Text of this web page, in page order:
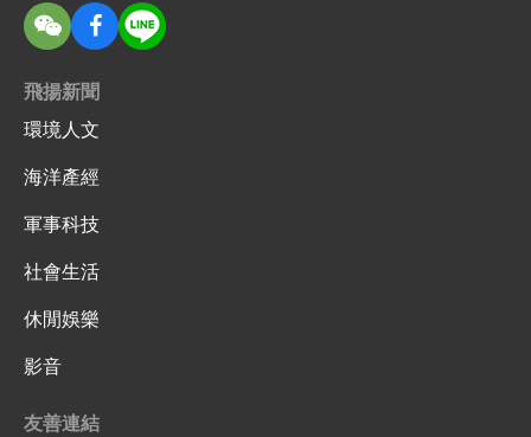
飛揚新聞
環境人文
海洋產經
軍事科技
社會生活
休閒娛樂
影音
友善連結